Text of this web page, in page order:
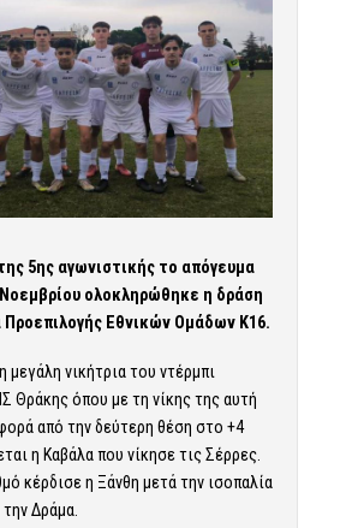
5ης αγωνιστικής το απόγευμα
ολοκληρώθηκε η δράση
Εθνικών Ομάδων Κ16.
μεγάλη νικήτρια του ντέρμπι
Θράκης όπου με τη νίκης της αυτή
από την δεύτερη θέση στο +4
η Καβάλα που νίκησε τις Σέρρες.
κέρδισε η Ξάνθη μετά την ισοπαλία
Δράμα.